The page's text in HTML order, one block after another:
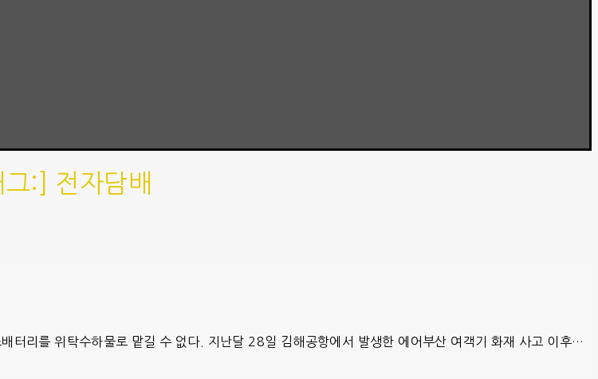
그:] 전자담배
터리를 위탁수하물로 맡길 수 없다. 지난달 28일 김해공항에서 발생한 에어부산 여객기 화재 사고 이후…